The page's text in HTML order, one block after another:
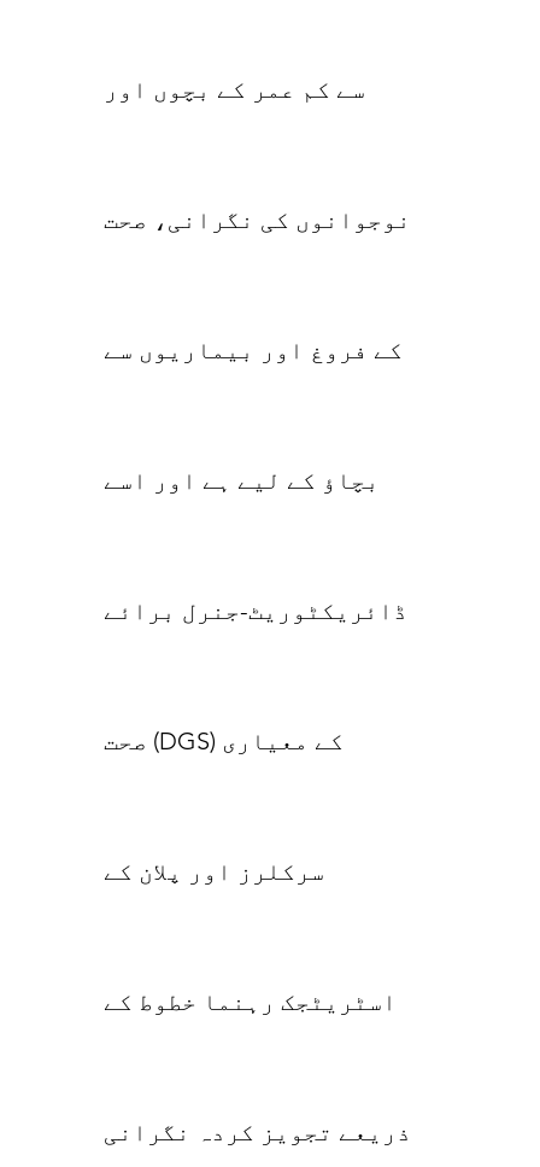
سے کم عمر کے بچوں اور
نوجوانوں کی نگرانی، صحت
کے فروغ اور بیماریوں سے
بچاؤ کے لیے ہے اور اسے
ڈائریکٹوریٹ-جنرل برائے
صحت (DGS) کے معیاری
سرکلرز اور پلان کے
اسٹریٹجک رہنما خطوط کے
ذریعے تجویز کردہ نگرانی